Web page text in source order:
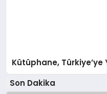
Kütüphane, Türkiye’ye
Son Dakika